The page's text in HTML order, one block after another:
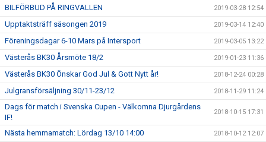
BILFÖRBUD PÅ RINGVALLEN 2019-03-28 12:54
Upptaktsträff säsongen 2019 2019-03-14 12:40
Föreningsdagar 6-10 Mars på Intersport 2019-03-05 13:22
Västerås BK30 Årsmöte 18/2 2019-01-23 11:36
Västerås BK30 Önskar God Jul & Gott Nytt år! 2018-12-24 00:28
Julgransförsäljning 30/11-23/12 2018-11-29 11:24
Dags för match i Svenska Cupen - Välkomna Djurgårdens
IF!
2018-10-15 17:31
Nästa hemmamatch: Lördag 13/10 14:00 2018-10-12 12:07